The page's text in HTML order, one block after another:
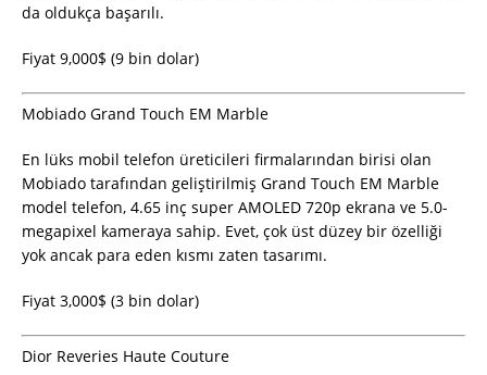
da oldukça başarılı.
Fiyat 9,000$ (9 bin dolar)
Mobiado Grand Touch EM Marble
En lüks mobil telefon üreticileri firmalarından birisi olan
Mobiado tarafından geliştirilmiş Grand Touch EM Marble
model telefon, 4.65 inç super AMOLED 720p ekrana ve 5.0-
megapixel kameraya sahip. Evet, çok üst düzey bir özelliği
yok ancak para eden kısmı zaten tasarımı.
Fiyat 3,000$ (3 bin dolar)
Dior Reveries Haute Couture